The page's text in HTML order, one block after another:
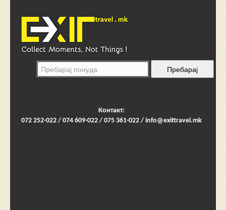
Контакт:
072 252-022 / 074 609-022 / 075 361-022 / info@exittravel.mk